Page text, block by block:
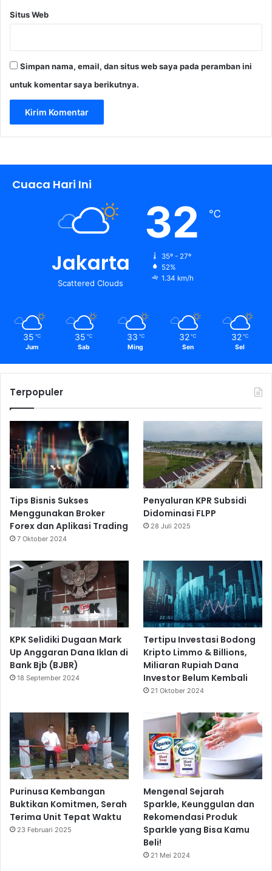
Situs Web
Simpan nama, email, dan situs web saya pada peramban ini
untuk komentar saya berikutnya.
Cuaca Hari Ini
Jakarta
Scattered Clouds
32 ℃
35º - 27º
52%
1.34 km/h
35 ℃
Jum
35 ℃
Sab
33 ℃
Ming
32 ℃
Sen
32 ℃
Sel
Terpopuler
Tips Bisnis Sukses
Menggunakan Broker
Forex dan Aplikasi Trading
7 Oktober 2024
Penyaluran KPR Subsidi
Didominasi FLPP
28 Juli 2025
KPK Selidiki Dugaan Mark
Up Anggaran Dana Iklan di
Bank Bjb (BJBR)
18 September 2024
Tertipu Investasi Bodong
Kripto Limmo & Billions,
Miliaran Rupiah Dana
Investor Belum Kembali
21 Oktober 2024
Purinusa Kembangan
Buktikan Komitmen, Serah
Terima Unit Tepat Waktu
23 Februari 2025
Mengenal Sejarah
Sparkle, Keunggulan dan
Rekomendasi Produk
Sparkle yang Bisa Kamu
Beli!
21 Mei 2024